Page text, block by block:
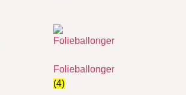
Folieballonger
(4)